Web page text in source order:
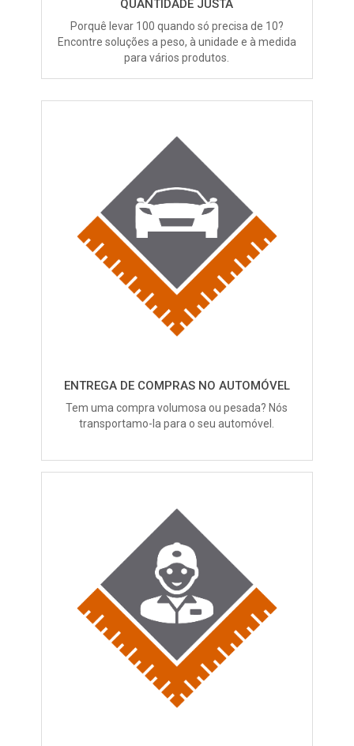
QUANTIDADE JUSTA
Porquê levar 100 quando só precisa de 10?
Encontre soluções a peso, à unidade e à medida
para vários produtos.
ENTREGA DE COMPRAS NO AUTOMÓVEL
Tem uma compra volumosa ou pesada? Nós
transportamo-la para o seu automóvel.